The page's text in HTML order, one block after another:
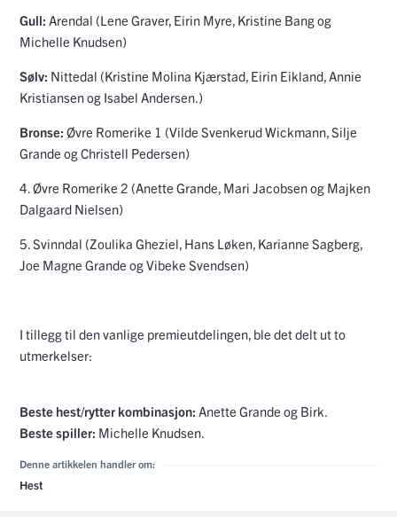
Gull: Arendal (Lene Graver, Eirin Myre, Kristine Bang og
Michelle Knudsen)
Sølv: Nittedal (Kristine Molina Kjærstad, Eirin Eikland, Annie
Kristiansen og Isabel Andersen.)
Bronse: Øvre Romerike 1 (Vilde Svenkerud Wickmann, Silje
Grande og Christell Pedersen)
4. Øvre Romerike 2 (Anette Grande, Mari Jacobsen og Majken
Dalgaard Nielsen)
5. Svinndal (Zoulika Gheziel, Hans Løken, Karianne Sagberg,
Joe Magne Grande og Vibeke Svendsen)
I tillegg til den vanlige premieutdelingen, ble det delt ut to
utmerkelser:
Beste hest/rytter kombinasjon: Anette Grande og Birk.
Beste spiller: Michelle Knudsen.
Denne artikkelen handler om:
Hest